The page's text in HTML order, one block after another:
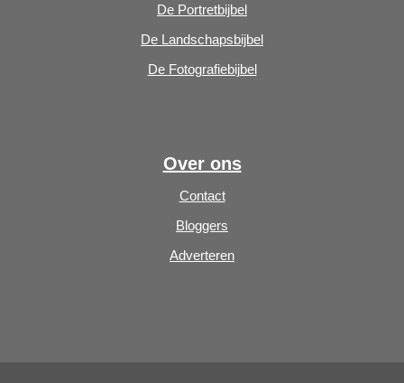
De Portretbijbel
De Landschapsbijbel
De Fotografiebijbel
Over ons
Contact
Bloggers
Adverteren